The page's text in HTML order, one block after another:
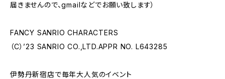
届きませんので、gmailなどでお願い致します）
FANCY SANRIO CHARACTERS
（C）’23 SANRIO CO.,LTD.APPR NO. L643285
伊勢丹新宿店で毎年大人気のイベント